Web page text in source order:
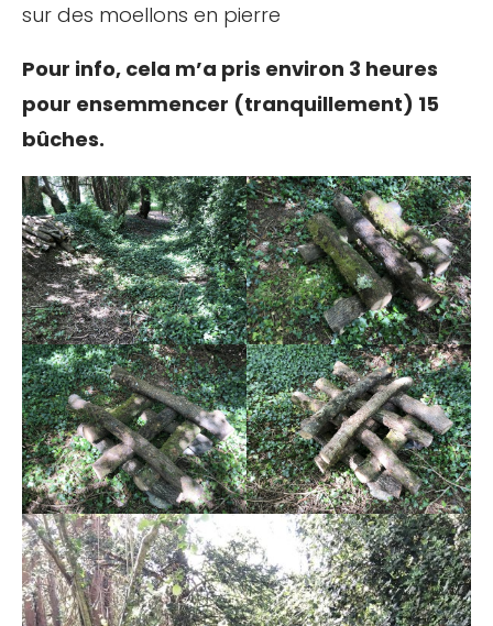
sur des moellons en pierre
Pour info, cela m’a pris environ 3 heures
pour ensemmencer (tranquillement) 15
bûches.